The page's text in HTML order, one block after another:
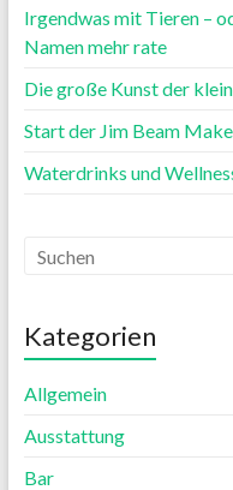
Irgendwas mit Tieren –
Namen mehr rate
Die große Kunst der
Start der Jim Beam
Waterdrinks und
Kategorien
Allgemein
Ausstattung
Bar